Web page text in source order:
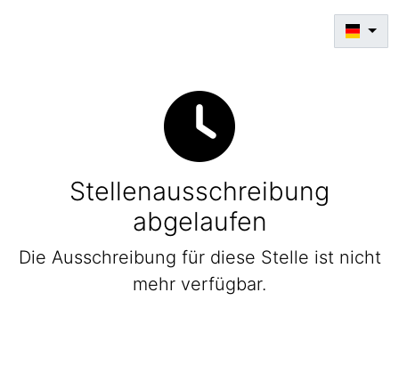
Stellenausschreibung
abgelaufen
Die Ausschreibung für diese Stelle ist nicht
mehr verfügbar.